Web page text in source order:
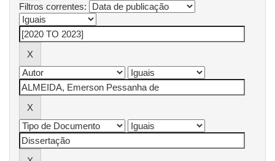
Filtros correntes: